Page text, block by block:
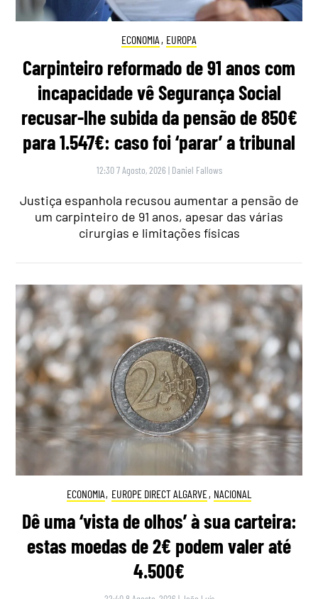
ECONOMIA , EUROPA
Carpinteiro reformado de 91 anos com
incapacidade vê Segurança Social
recusar-lhe subida da pensão de 850€
para 1.547€: caso foi ‘parar’ a tribunal
12:30 7 Agosto, 2026 | Daniel Fallows
Justiça espanhola recusou aumentar a pensão de
um carpinteiro de 91 anos, apesar das várias
cirurgias e limitações físicas
ECONOMIA, EUROPE DIRECT ALGARVE, NACIONAL
Dê uma ‘vista de olhos’ à sua carteira:
estas moedas de 2€ podem valer até
4.500€